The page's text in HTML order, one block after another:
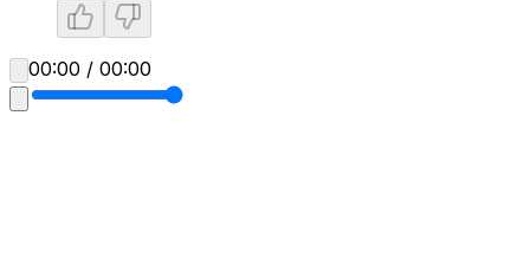
00:00 / 00:00